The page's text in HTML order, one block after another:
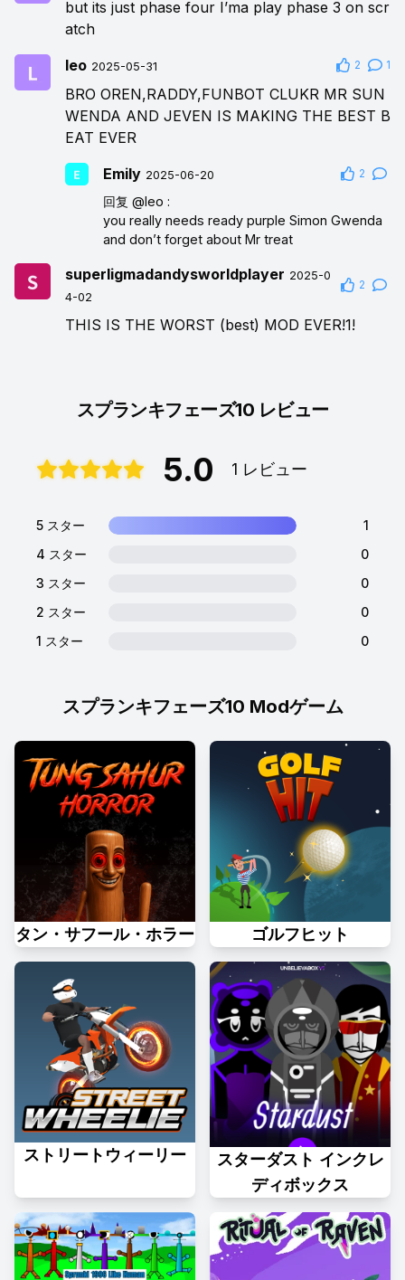
but its just phase four I’ma play phase 3 on scr
atch
leo 2025-05-31 2 1
BRO OREN,RADDY,FUNBOT CLUKR MR SUN
WENDA AND JEVEN IS MAKING THE BEST B
EAT EVER
Emily 2025-06-20 2
回复 @leo :
you really needs ready purple Simon Gwenda
and don’t forget about Mr treat
superligmadandysworldplayer 2025-0
4-02
2
THIS IS THE WORST (best) MOD EVER!1!
スプランキフェーズ10 Modゲーム
タン・サフール・ホラー ゴルフヒット
ストリートウィーリー
スターダスト インクレ
ディボックス
スプランキフェーズ10 レビュー
5.0 1 レビュー
5 スター
1
4 スター
0
3 スター
0
2 スター
0
1 スター
0